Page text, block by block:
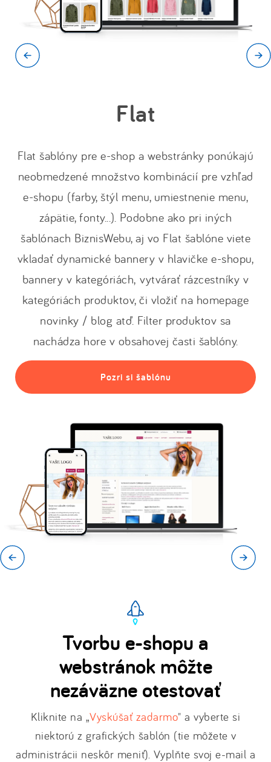
Flat
Flat šablóny pre e-shop a webstránky ponúkajú
neobmedzené množstvo kombinácií pre vzhľad
e-shopu (farby, štýl menu, umiestnenie menu,
zápätie, fonty...). Podobne ako pri iných
šablónach BiznisWebu, aj vo Flat šablóne viete
vkladať dynamické bannery v hlavičke e-shopu,
bannery v kategóriách, vytvárať rázcestníky v
kategóriách produktov, či vložiť na homepage
novinky / blog atď. Filter produktov sa
nachádza hore v obsahovej časti šablóny.
Pozri si šablónu
Tvorbu e-shopu a
webstránok môžte
nezáväzne otestovať
Kliknite na „Vyskúšať zadarmo" a vyberte si
niektorú z grafických šablón (tie môžete v
administrácii neskôr meniť). Vyplňte svoj e-mail a